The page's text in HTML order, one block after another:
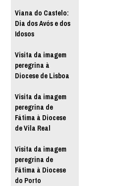
Viana do Castelo:
Dia dos Avós e dos
Idosos
Visita da imagem
peregrina à
Diocese de Lisboa
Visita da imagem
peregrina de
Fátima à Diocese
de Vila Real
Visita da imagem
peregrina de
Fátima à Diocese
do Porto